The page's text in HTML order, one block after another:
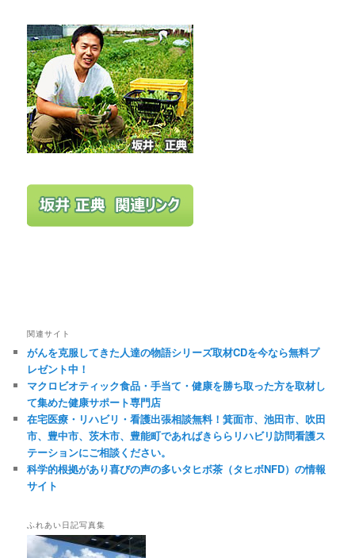
関連サイト
がんを克服してきた人達の物語シリーズ取材CDを今なら無料プ
レゼント中！
マクロビオティック食品・手当て・健康を勝ち取った方を取材し
て集めた健康サポート専門店
在宅医療・リハビリ・看護出張相談無料！箕面市、池田市、吹田
市、豊中市、茨木市、豊能町であればきららリハビリ訪問看護ス
テーションにご相談ください。
科学的根拠があり喜びの声の多いタヒボ茶（タヒボNFD）の情報
サイト
ふれあい日記写真集